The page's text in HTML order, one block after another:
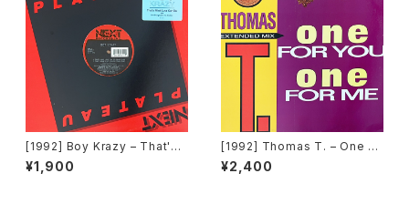
[1992] Boy Krazy – That's
What Love Can Do [Next Pl
ateau Records Inc.]
¥1,900
[1992] Thomas T. – One Fo
r You One For Me [Time Re
cords][TRD 1250]
¥2,400